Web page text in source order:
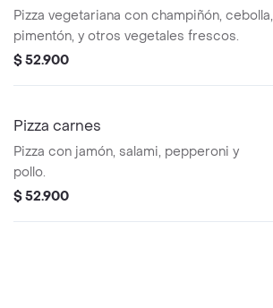
Pizza vegetariana con champiñón, cebolla,
pimentón, y otros vegetales frescos.
$ 52.900
Pizza carnes
Pizza con jamón, salami, pepperoni y
pollo.
$ 52.900